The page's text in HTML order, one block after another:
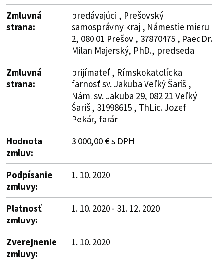
Zmluvná
strana:
predávajúci , Prešovský
samosprávny kraj , Námestie mieru
2, 080 01 Prešov , 37870475 , PaedDr.
Milan Majerský, PhD., predseda
Zmluvná
strana:
prijímateľ , Rímskokatolícka
farnosť sv. Jakuba Veľký Šariš ,
Nám. sv. Jakuba 29, 082 21 Veľký
Šariš , 31998615 , ThLic. Jozef
Pekár, farár
Hodnota
zmluv:
3 000,00 € s DPH
Podpísanie
zmluvy:
1. 10. 2020
Platnosť
zmluvy:
1. 10. 2020 - 31. 12. 2020
Zverejnenie
zmluvy:
1. 10. 2020